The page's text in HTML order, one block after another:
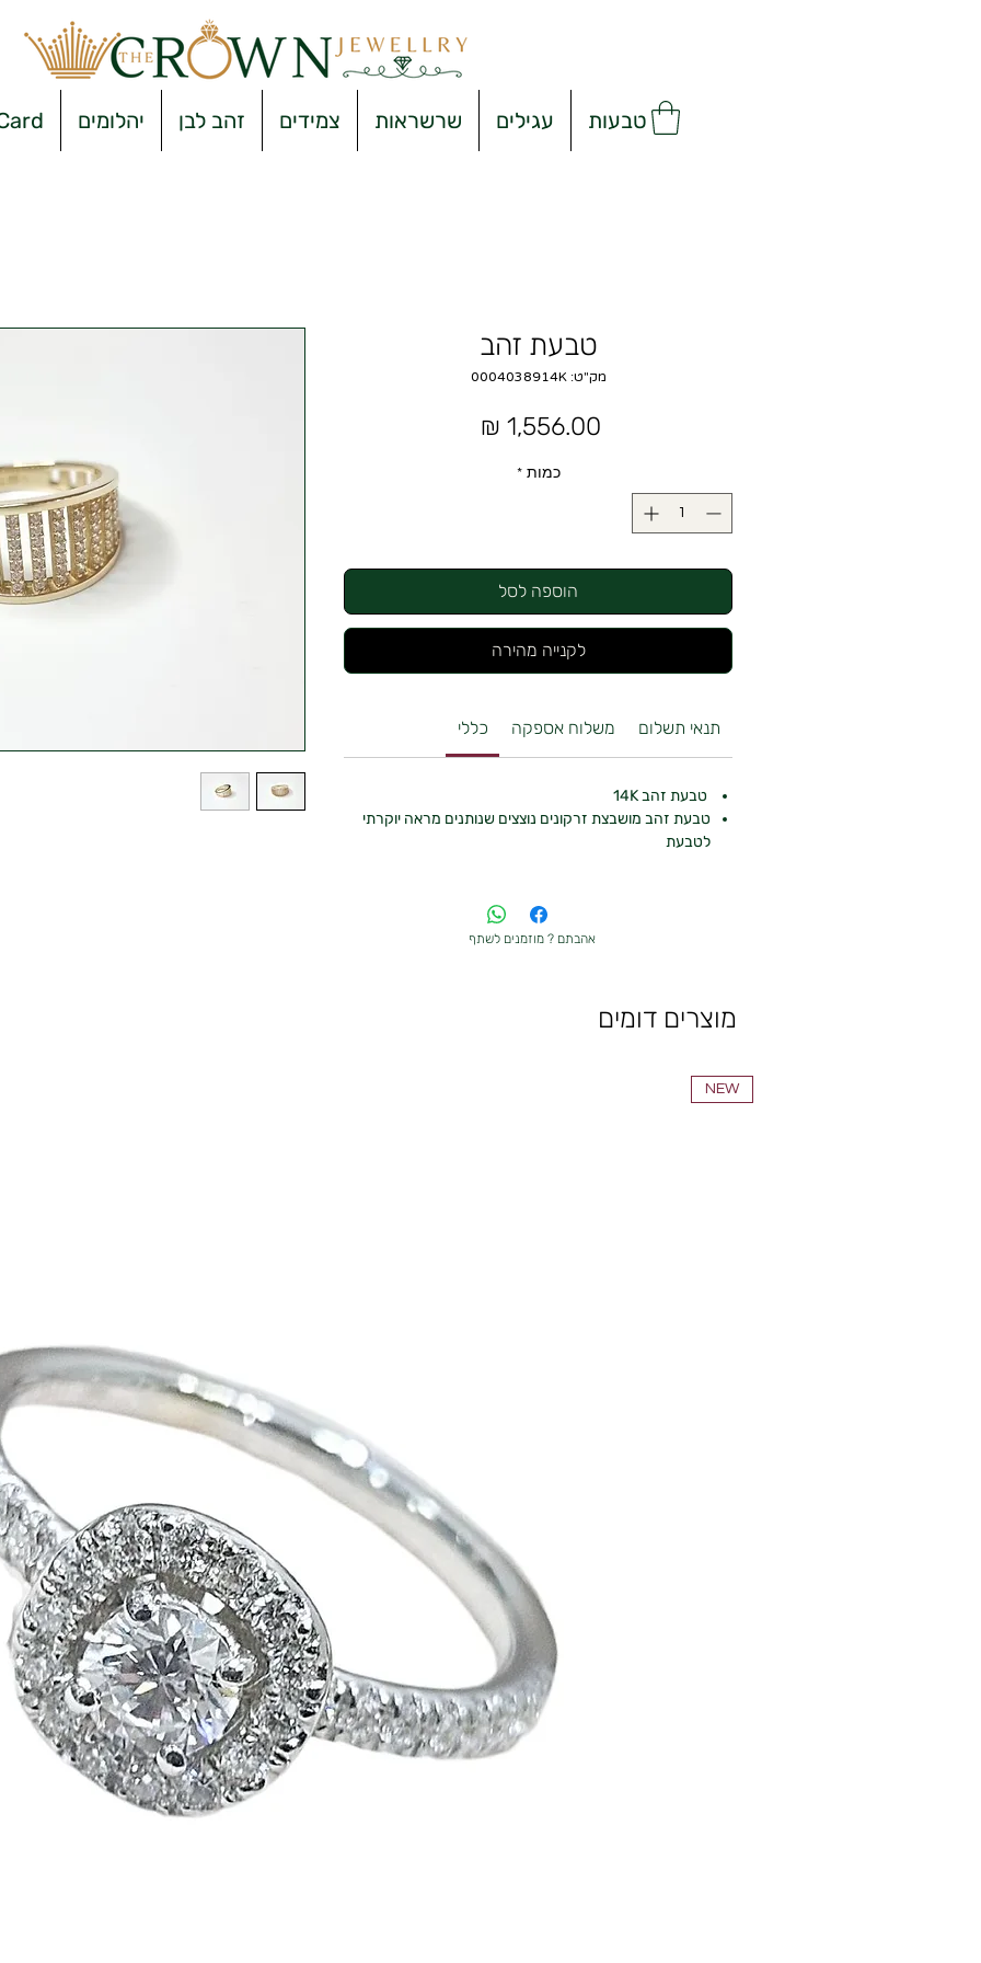
יהלומים זהב לבן צמידים שרשראות עגילים טבעות
טבעת זהב
מק"ט: 0004038914K
כמות *
הוספה לסל
לקנייה מהירה
כללי משלוח אספקה תנאי תשלום
טבעת זהב 14K
טבעת זהב מושבצת זרקונים נוצצים שנותנים מראה יוקרתי
לטבעת
אהבתם ? מוזמנים לשתף
מוצרים דומים
NEW